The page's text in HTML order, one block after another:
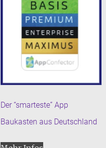
Der “smarteste” App
Baukasten aus Deutschland